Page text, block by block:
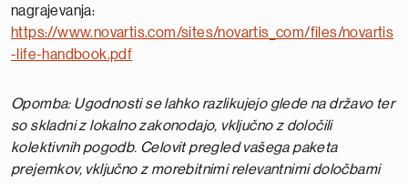
nagrajevanja:
https://www.novartis.com/sites/novartis_com/files/novartis
-life-handbook.pdf
Opomba: Ugodnosti se lahko razlikujejo glede na državo ter
so skladni z lokalno zakonodajo, vključno z določili
kolektivnih pogodb. Celovit pregled vašega paketa
prejemkov, vključno z morebitnimi relevantnimi določbami